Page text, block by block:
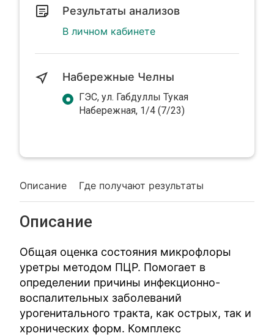
Описание Где получают результаты
Описание
Общая оценка состояния микрофлоры
уретры методом ПЦР. Помогает в
определении причины инфекционно-
воспалительных заболеваний
урогенитального тракта, как острых, так и
хронических форм. Комплекс
Результаты анализов
В личном кабинете
Набережные Челны
ГЭС, ул. Габдуллы Тукая
Набережная, 1/4 (7/23)